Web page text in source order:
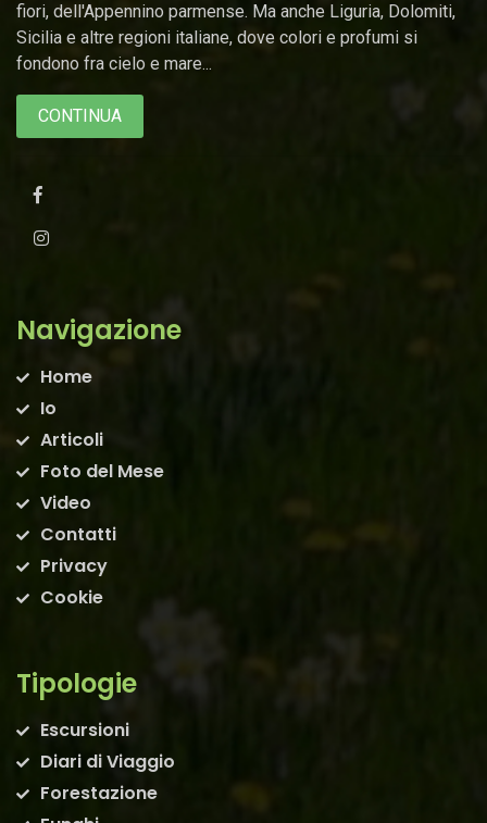
fiori, dell'Appennino parmense. Ma anche Liguria, Dolomiti,
Sicilia e altre regioni italiane, dove colori e profumi si
fondono fra cielo e mare...
CONTINUA
Navigazione
Home
Io
Articoli
Foto del Mese
Video
Contatti
Privacy
Cookie
Tipologie
Escursioni
Diari di Viaggio
Forestazione